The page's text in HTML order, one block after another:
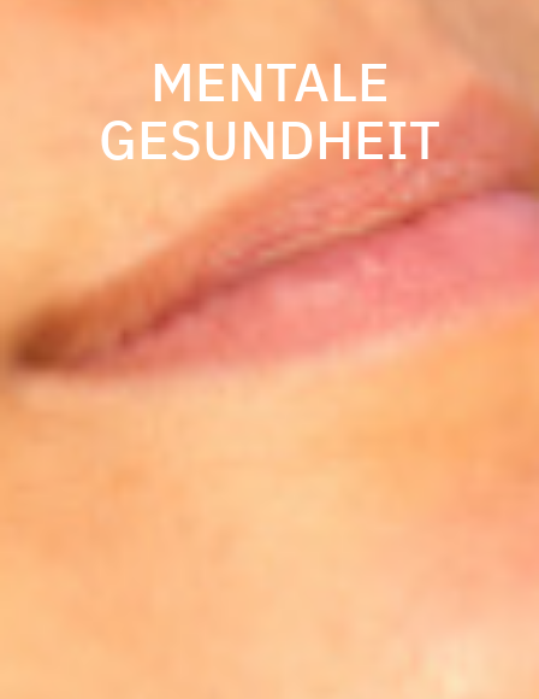
MENTALE
GESUNDHEIT